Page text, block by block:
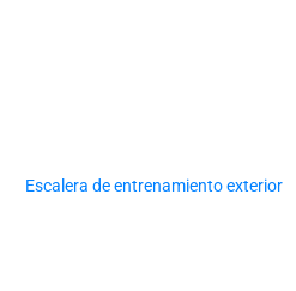
Escalera de entrenamiento exterior